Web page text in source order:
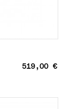
519,00 €